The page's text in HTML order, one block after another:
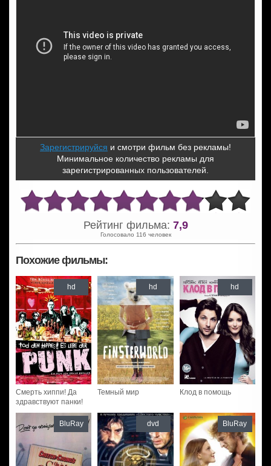
Зарегистрируйся и смотри фильм без рекламы!
Минимальное количество рекламы для
зарегистрированных пользователей.
Рейтинг фильма: 7,9
Голосовало 116 человек
Похожие фильмы:
Смерть хиппи! Да
здравствуют панки!
hd
Темный мир
hd
Клод в помощь
hd
BluRay dvd BluRay